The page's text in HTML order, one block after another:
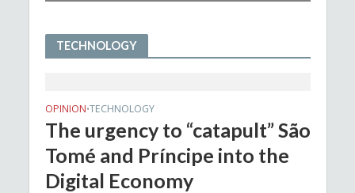
TECHNOLOGY
OPINION•TECHNOLOGY
The urgency to “catapult” São
Tomé and Príncipe into the
Digital Economy